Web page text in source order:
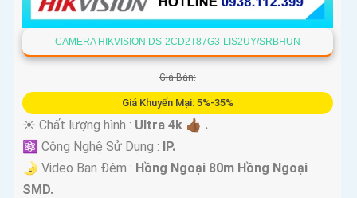
CAMERA HIKVISION DS-2CD2T87G3-LIS2UY/SRBHUN
Giá Bán:
Giá Khuyến Mại: 5%-35%
☀️ Chất lượng hình : Ultra 4k 👍🏾 .
⚛️ Công Nghệ Sử Dụng : IP.
🌛 Video Ban Đêm : Hồng Ngoại 80m Hồng Ngoại
SMD.